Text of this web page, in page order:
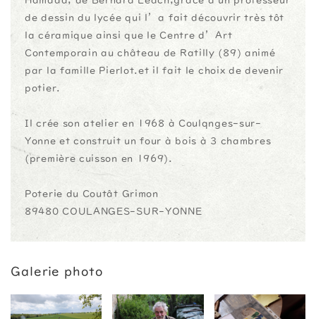
de dessin du lycée qui l’a fait découvrir très tôt
la céramique ainsi que le Centre d’Art
Contemporain au château de Ratilly (89) animé
par la famille Pierlot.et il fait le choix de devenir
potier.
Il crée son atelier en 1968 à Coulqnges-sur-
Yonne et construit un four à bois à 3 chambres
(première cuisson en 1969).
Poterie du Coutât Grimon
89480 COULANGES-SUR-YONNE
Galerie photo